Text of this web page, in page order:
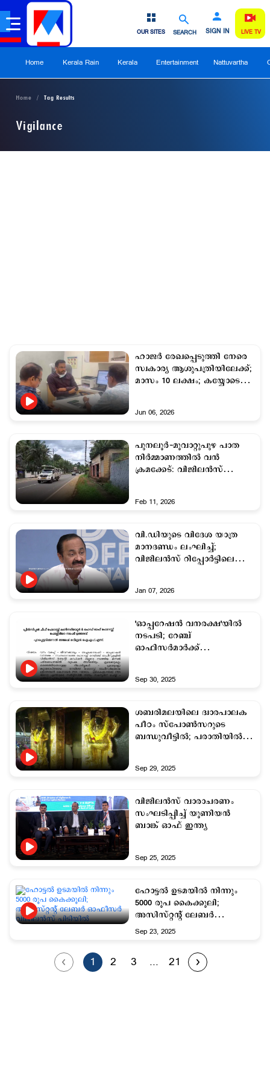
SEARCH SIGN IN
OUR SITES LIVE TV
Home Kerala Rain Kerala Entertainment Nattuvartha
Home Tag Results
Vigilance
ഹാജർ രേഖപ്പെടുത്തി നേരെ
സ്വകാര്യ ആശുപത്രിയിലേക്ക്;
മാസം 10 ലക്ഷം; കയ്യോടെ
Jun 06, 2026
പുനലൂർ-മൂവാറ്റുപുഴ പാത
നിർമ്മാണത്തിൽ വൻ
ക്രമക്കേട്: വിജിലൻസ്
Feb 11, 2026
വി.ഡിയുടെ വിദേശ യാത്ര
മാനദണ്ഡം ലംഘിച്ച്;
വിജിലന്‍സ് റിപ്പോര്‍ട്ടിലെ
Jan 07, 2026
'ഓപ്പറേഷന്‍ വനരക്ഷ'യില്‍
നടപടി; റേഞ്ച്
ഓഫിസര്‍മാര്‍ക്ക്
Sep 30, 2025
ശബരിമലയിലെ ദ്വാരപാലക
പീഠം സ്പോൺസറുടെ
ബന്ധുവീട്ടിൽ; പരാതിയിൽ
Sep 29, 2025
വിജിലൻസ് വാരാചരണം
സംഘടിപ്പിച്ച് യൂണിയൻ
ബാങ്ക് ഓഫ് ഇന്ത്യ
Sep 25, 2025
ഹോട്ടൽ ഉടമയിൽ നിന്നും
5000 രൂപ കൈക്കൂലി;
അസിസ്റ്റന്റ് ലേബർ
ഓഫീസർ വിജിലൻസ്
Sep 23, 2025
1 2 3 ... 21